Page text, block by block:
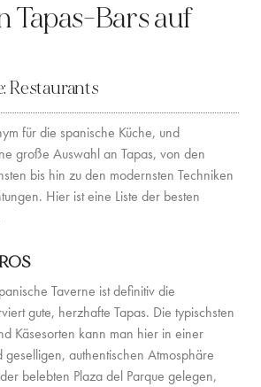
BAR SERVICES
Tapas-Bars auf
Restaurants
für die spanische Küche, und
große Auswahl an Tapas, von den
bis hin zu den modernsten Techniken
Hier ist eine Liste der besten
Taverne ist definitiv die
gute, herzhafte Tapas. Die typischsten
Käsesorten kann man hier in einer
authentischen Atmosphäre
belebten Plaza del Parque gelegen,